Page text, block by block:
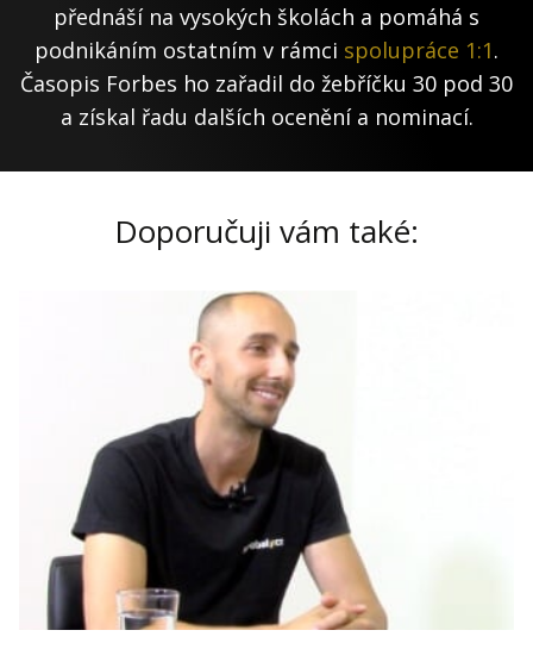
přednáší na vysokých školách a pomáhá s
podnikáním ostatním v rámci spolupráce 1:1.
Časopis Forbes ho zařadil do žebříčku 30 pod 30
a získal řadu dalších ocenění a nominací.
Doporučuji vám také: